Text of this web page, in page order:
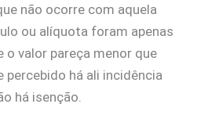
não ocorre com aquela
ou alíquota foram apenas
o valor pareça menor que
há ali incidência
há isenção.